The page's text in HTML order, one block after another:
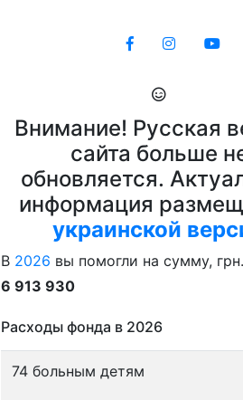
Внимание! Русская
сайта больше
обновляется.
информация
украинской
В 2026 вы помогли на сумму, грн.
6 913 930
Расходы фонда в 2026
74 больным детям